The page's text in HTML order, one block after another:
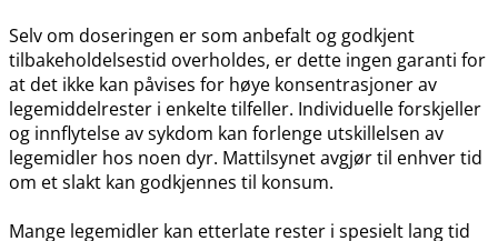
Selv om doseringen er som anbefalt og godkjent
tilbakeholdelsestid overholdes, er dette ingen garanti for
at det ikke kan påvises for høye konsentrasjoner av
legemiddelrester i enkelte tilfeller. Individuelle forskjeller
og innflytelse av sykdom kan forlenge utskillelsen av
legemidler hos noen dyr. Mattilsynet avgjør til enhver tid
om et slakt kan godkjennes til konsum.
Mange legemidler kan etterlate rester i spesielt lang tid